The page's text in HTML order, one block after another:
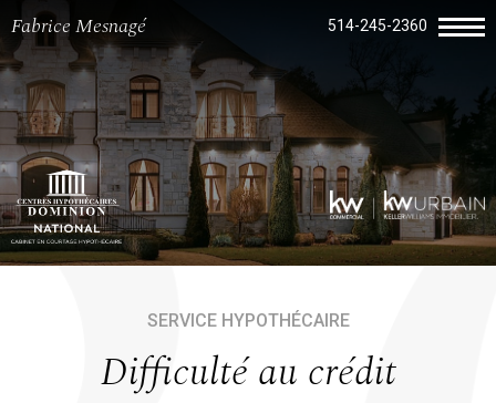
Fabrice Mesnagé 514-245-2360
SERVICE HYPOTHÉCAIRE
Difficulté au crédit